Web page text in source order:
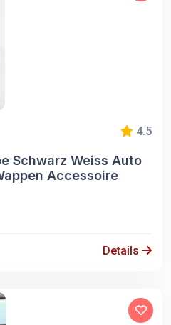
4.5
Schwarz Weiss Auto
Accessoire
Details